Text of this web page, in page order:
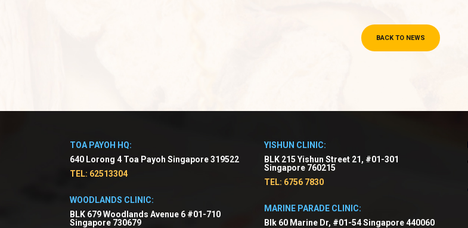
BACK TO NEWS
TOA PAYOH HQ:
640 Lorong 4 Toa Payoh Singapore 319522
TEL: 62513304
WOODLANDS CLINIC:
BLK 679 Woodlands Avenue 6 #01-710
Singapore 730679
YISHUN CLINIC:
BLK 215 Yishun Street 21, #01-301
Singapore 760215
TEL: 6756 7830
MARINE PARADE CLINIC:
Blk 60 Marine Dr, #01-54 Singapore 440060